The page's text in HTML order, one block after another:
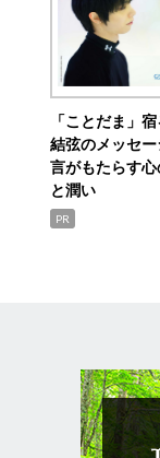
「ことだま」
結弦のメッセ
言がもたらす
と潤い
PR